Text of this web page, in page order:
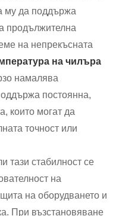
му да поддържа
продължителна
на непрекъсната
на чилъра
намалява
постоянна,
които могат да
точност или
тази стабилност се
на
на оборудването и
При възстановяване